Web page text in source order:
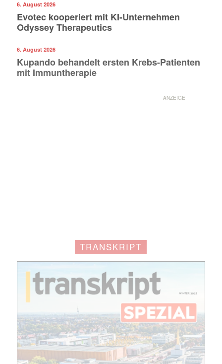
Mit dem |transkript-Newsletter
jede Woche aktuell informiert.
E-
Mail
(erforderlich)
6. August 2026
Evotec kooperiert mit KI-Unternehmen
Odyssey Therapeutics
6. August 2026
Kupando behandelt ersten Krebs-Patienten
mit Immuntherapie
ANZEIGE
TRANSKRIPT